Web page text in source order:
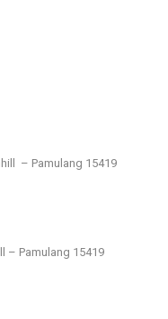
– Pamulang 15419
– Pamulang 15419